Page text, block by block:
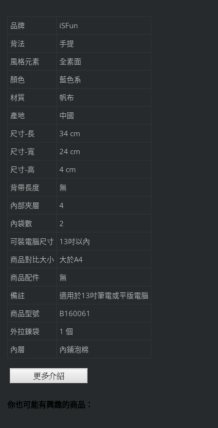
品牌
iSFun
背法
手提
風格元素
全素面
顏色
藍色系
材質
帆布
產地
中國
尺寸-長
34 cm
尺寸-寬
24 cm
尺寸-高
4 cm
背帶長度
無
內部夾層
4
內袋數
2
可裝電腦尺寸
13吋以內
商品對比大小
大於A4
商品配件
無
備註
適用於13吋筆電或平版電腦
商品型號
B160061
外拉鍊袋
1 個
內層
內鋪泡棉
你也可能有興趣的商品：